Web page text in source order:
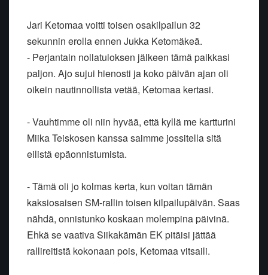
Jari Ketomaa voitti toisen osakilpailun 32
sekunnin erolla ennen Jukka Ketomäkeä.
- Perjantain nollatuloksen jälkeen tämä paikkasi
paljon. Ajo sujui hienosti ja koko päivän ajan oli
oikein nautinnollista vetää, Ketomaa kertasi.
- Vauhtimme oli niin hyvää, että kyllä me kartturini
Miika Teiskosen kanssa saimme jossitella sitä
eilistä epäonnistumista.
- Tämä oli jo kolmas kerta, kun voitan tämän
kaksiosaisen SM-rallin toisen kilpailupäivän. Saas
nähdä, onnistunko koskaan molempina päivinä.
Ehkä se vaativa Siikakämän EK pitäisi jättää
rallireitistä kokonaan pois, Ketomaa vitsaili.